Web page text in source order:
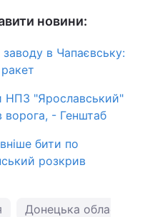
новини:
в Чапаєвську:
НПЗ "Ярославський"
ворога, - Генштаб
бити по
розкрив
Донецька область